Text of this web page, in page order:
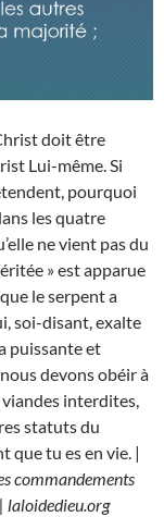
doit être
Lui-même. Si
pourquoi
les quatre
ne vient pas du
» est apparue
le serpent a
soi-disant, exalte
puissante et
devons obéir à
interdites,
statuts du
que tu es en vie. |
commandements
laloidedieu.org